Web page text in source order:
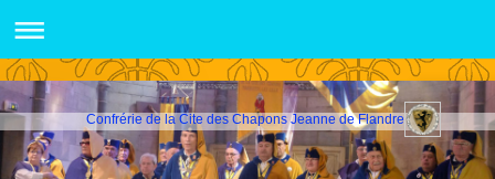
Confrérie de la Cite des Chapons Jeanne de Flandre